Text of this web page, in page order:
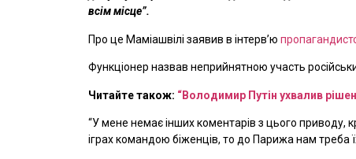
всім місце”.
Про це Маміашвілі заявив в інтерв’ю
Функціонер назвав неприйнятною участь
Читайте також: “Володимир Путін ухвалив
“У мене немає інших коментарів з цього приводу,
іграх командою біженців, то до Парижа нам треба